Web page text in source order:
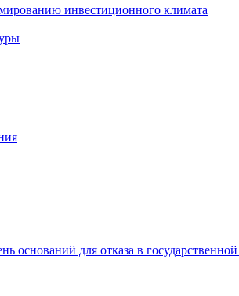
инвестиционного климата
оснований для отказа в